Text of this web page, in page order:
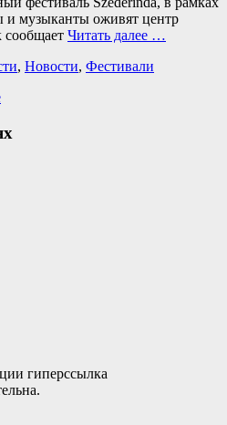
и музыканты оживят центр
сообщает Читать далее …
, Новости, Фестивали
гиперссылка